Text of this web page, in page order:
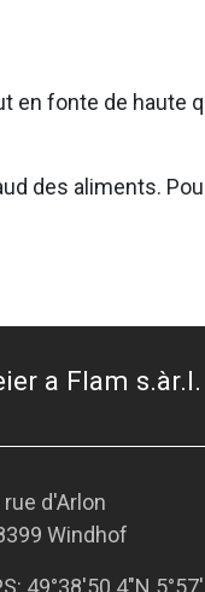
en fonte de haute
des aliments.
a Flam s.àr.l.
rue d'Arlon
Windhof
49°38'50.4"N